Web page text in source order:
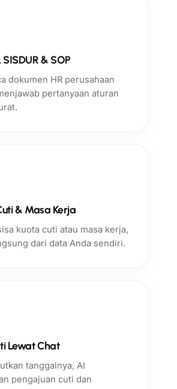
& SOP
dokumen HR perusahaan
pertanyaan aturan
& Masa Kerja
kuota cuti atau masa kerja,
dari data Anda sendiri.
Lewat Chat
tanggalnya, AI
pengajuan cuti dan